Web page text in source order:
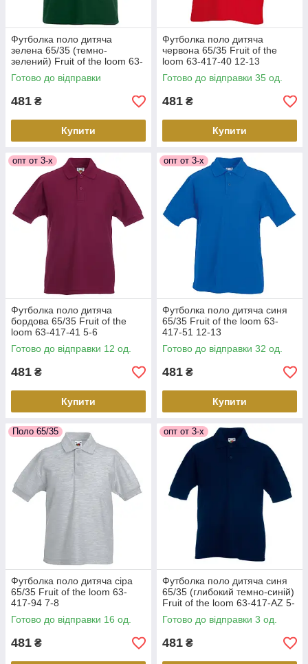
Футболка поло дитяча
зелена 65/35 (темно-
зелений) Fruit of the loom 63-
417-38 5-6
Готово до відправки
481 ₴
Купити
Футболка поло дитяча
червона 65/35 Fruit of the
loom 63-417-40 12-13
Готово до відправки 35 од.
481 ₴
Купити
опт от 3-х
Футболка поло дитяча
бордова 65/35 Fruit of the
loom 63-417-41 5-6
Готово до відправки 12 од.
481 ₴
Купити
опт от 3-х
Футболка поло дитяча синя
65/35 Fruit of the loom 63-
417-51 12-13
Готово до відправки 32 од.
481 ₴
Купити
Поло 65/35
Футболка поло дитяча сіра
65/35 Fruit of the loom 63-
417-94 7-8
Готово до відправки 16 од.
481 ₴
опт от 3-х
Футболка поло дитяча синя
65/35 (глибокий темно-синій)
Fruit of the loom 63-417-AZ 5-
6
Готово до відправки 3 од.
481 ₴